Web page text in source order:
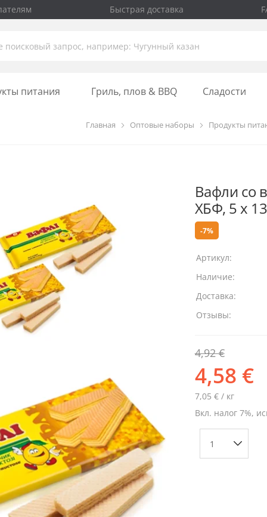
Быстрая доставка
питания Гриль, плов & BBQ Сладости
Главная Оптовые наборы Продукты
Вафли со
ХБФ, 5 х
-7%
Артикул:
Наличие:
Доставка:
Отзывы:
4,92 €
4,58 €
7,05 € / кг
Вкл. налог 7%,